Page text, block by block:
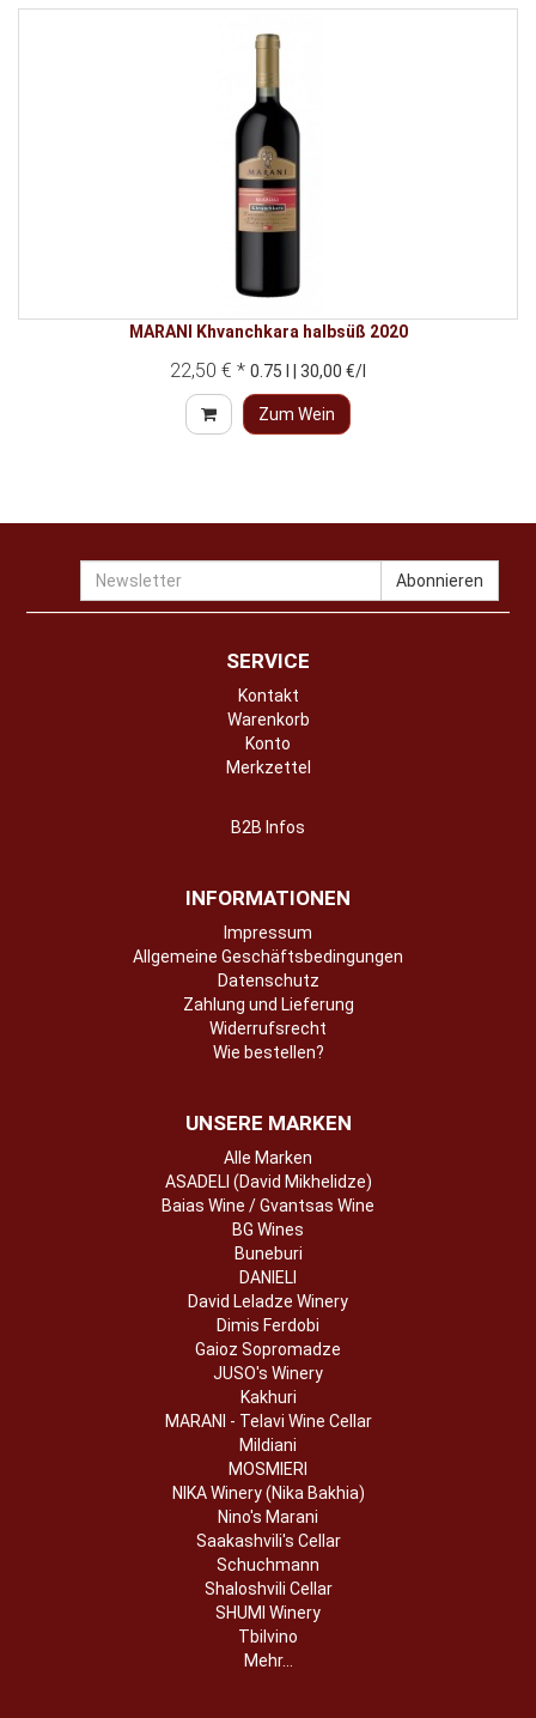
MARANI Khvanchkara halbsüß 2020
22,50 € * 0.75 l | 30,00 €/l
Zum Wein
Newsletter Abonnieren
SERVICE
Kontakt
Warenkorb
Konto
Merkzettel
B2B Infos
INFORMATIONEN
Impressum
Allgemeine Geschäftsbedingungen
Datenschutz
Zahlung und Lieferung
Widerrufsrecht
Wie bestellen?
UNSERE MARKEN
Alle Marken
ASADELI (David Mikhelidze)
Baias Wine / Gvantsas Wine
BG Wines
Buneburi
DANIELI
David Leladze Winery
Dimis Ferdobi
Gaioz Sopromadze
JUSO's Winery
Kakhuri
MARANI - Telavi Wine Cellar
Mildiani
MOSMIERI
NIKA Winery (Nika Bakhia)
Nino's Marani
Saakashvili's Cellar
Schuchmann
Shaloshvili Cellar
SHUMI Winery
Tbilvino
Mehr...